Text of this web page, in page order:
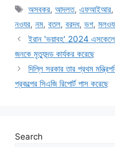
Tags
অসবকর,আদলত,এফআইআর
নওযর, নম, বতল, বরদধ, ভগ,
ইরান 'ভয়াবহ' 2024
জনকে মৃত্যুদন্ড কার্যকর করেছে
দিল্লি সরকার তার প্রথম
প্রকল্পের সিএজি রিপোর্ট পাস করেছে
Search